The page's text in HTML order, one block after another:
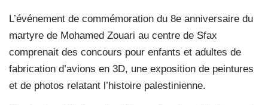
L’événement de commémoration du 8e anniversaire du
martyre de Mohamed Zouari au centre de Sfax
comprenait des concours pour enfants et adultes de
fabrication d’avions en 3D, une exposition de peintures
et de photos relatant l’histoire palestinienne.